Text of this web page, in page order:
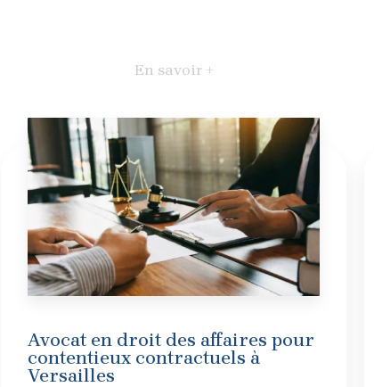
En savoir +
Avocat en droit des affaires pour
contentieux contractuels à
Versailles